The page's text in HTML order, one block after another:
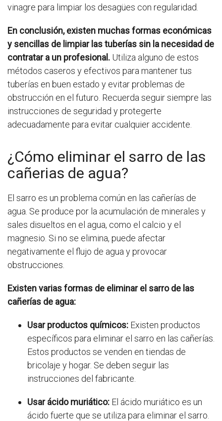
vinagre para limpiar los desagües con regularidad.
En conclusión, existen muchas formas económicas
y sencillas de limpiar las tuberías sin la necesidad de
contratar a un profesional. Utiliza alguno de estos
métodos caseros y efectivos para mantener tus
tuberías en buen estado y evitar problemas de
obstrucción en el futuro. Recuerda seguir siempre las
instrucciones de seguridad y protegerte
adecuadamente para evitar cualquier accidente.
¿Cómo eliminar el sarro de las
cañerias de agua?
El sarro es un problema común en las cañerías de
agua. Se produce por la acumulación de minerales y
sales disueltos en el agua, como el calcio y el
magnesio. Si no se elimina, puede afectar
negativamente el flujo de agua y provocar
obstrucciones.
Existen varias formas de eliminar el sarro de las
cañerías de agua:
Usar productos químicos: Existen productos
específicos para eliminar el sarro en las cañerías.
Estos productos se venden en tiendas de
bricolaje y hogar. Se deben seguir las
instrucciones del fabricante.
Usar ácido muriático: El ácido muriático es un
ácido fuerte que se utiliza para eliminar el sarro.